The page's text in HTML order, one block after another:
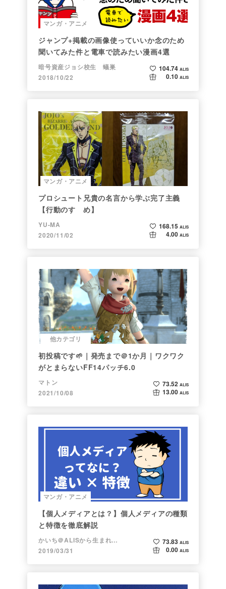
マンガ・アニメ
ジャンプ+掲載の画像使っていいか念のため
聞いてみた件と電車で読みたい漫画4選
暗号資産ジョシ校生 蟻巣
2018/10/22
104.74 ALIS
0.10 ALIS
マンガ・アニメ
プロシュート兄貴の名言から学ぶ完了主義
【行動のすゝめ】
YU-MA
2020/11/02
168.15 ALIS
4.00 ALIS
他カテゴリ
初投稿です🌱｜発売まで＠1か月｜ワクワク
がとまらないFF14パッチ6.0
マトン
2021/10/08
73.52 ALIS
13.00 ALIS
マンガ・アニメ
【個人メディアとは？】個人メディアの種類
と特徴を徹底解説
かいち＠ALISから生まれた漫画家
2019/03/31
73.83 ALIS
0.00 ALIS